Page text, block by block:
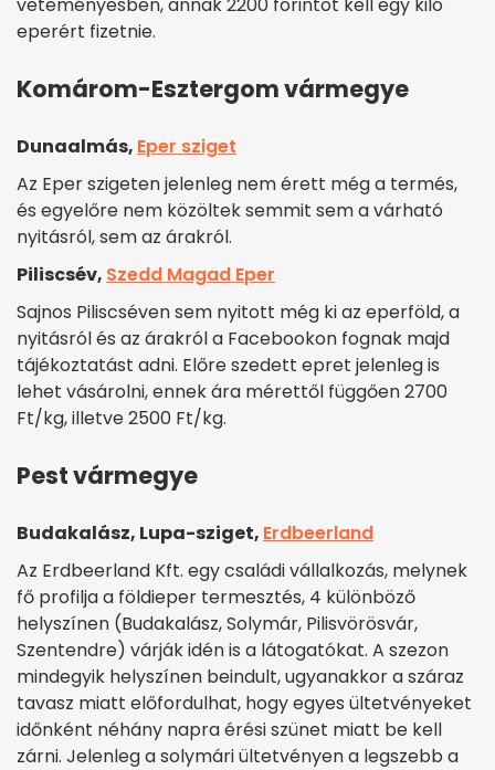
veteményesben, annak 2200 forintot kell egy kiló
eperért fizetnie.
Komárom-Esztergom vármegye
Dunaalmás, Eper sziget
Az Eper szigeten jelenleg nem érett még a termés,
és egyelőre nem közöltek semmit sem a várható
nyitásról, sem az árakról.
Piliscsév, Szedd Magad Eper
Sajnos Piliscséven sem nyitott még ki az eperföld, a
nyitásról és az árakról a Facebookon fognak majd
tájékoztatást adni. Előre szedett epret jelenleg is
lehet vásárolni, ennek ára mérettől függően 2700
Ft/kg, illetve 2500 Ft/kg.
Pest vármegye
Budakalász, Lupa-sziget, Erdbeerland
Az Erdbeerland Kft. egy családi vállalkozás, melynek
fő profilja a földieper termesztés, 4 különböző
helyszínen (Budakalász, Solymár, Pilisvörösvár,
Szentendre) várják idén is a látogatókat. A szezon
mindegyik helyszínen beindult, ugyanakkora száraz
tavasz miatt előfordulhat, hogy egyes ültetvényeket
időnként néhány napra érési szünet miatt be kell
zárni. Jelenleg a solymári ültetvényen a legszebb a